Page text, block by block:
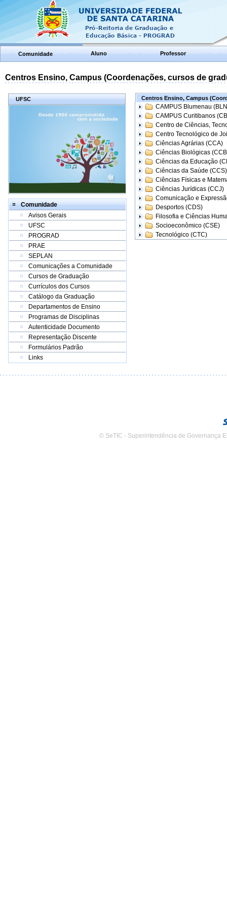
Comunidade Aluno Professor
Centros Ensino, Campus (Coordenações, cursos de
UFSC
Comunidade
Avisos Gerais
UFSC
PROGRAD
PRAE
SEPLAN
Comunicações a Comunidade
Cursos de Graduação
Currículos dos Cursos
Catálogo da Graduação
Departamentos de Ensino
Programas de Disciplinas
Autenticidade Documento
Representação Discente
Formulários Padrão
Links
Centros Ensino, Campus
CAMPUS Blumenau
CAMPUS Curitibanos
Centro de Ciências,
Centro Tecnológico de
Ciências Agrárias (CCA)
Ciências Biológicas
Ciências da Educação
Ciências da Saúde (CCS)
Ciências Físicas e
Ciências Jurídicas (CCJ)
Comunicação e
Desportos (CDS)
Filosofia e Ciências
Socioeconômico (CSE)
Tecnológico (CTC)
© SeTIC - Superintendência de Governança